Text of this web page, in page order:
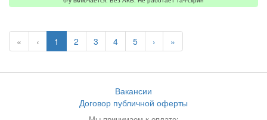
« ‹ 1 2 3 4 5 › »
Вакансии
Договор публичной оферты